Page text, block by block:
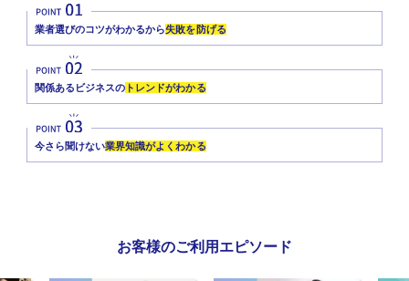
業者選びのコツがわかるから失敗を防げる
関係あるビジネスの トレンドがわかる
今さら聞けない業界知識がよくわかる
お客様のご利用エピソード